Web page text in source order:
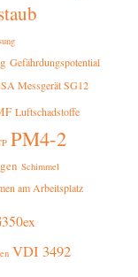
Gefährdungspotential
Messgerät SG12
Luftschadstoffe
PM4-2
Schimmel
am Arbeitsplatz
VDI 3492